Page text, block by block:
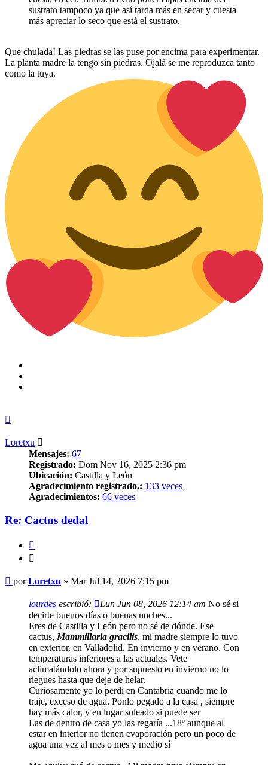
sustrato tampoco ya que así tarda más en secar y cuesta
más apreciar lo seco que está el sustrato.
Que chulada! Las piedras se las puse por encima para experimentar.
La planta madre la tengo sin piedras. Ojalá se me reproduzca tanto
como la tuya.
Loretxu
Mensajes: 67
Registrado: Dom Nov 16, 2025 2:36 pm
Ubicación: Castilla y León
Agradecimiento registrado.: 133 veces
Agradecimientos: 66 veces
Re: Cactus dedal
Mensaje
porLoretxu » Mar Jul 14, 2026 7:15 pm
lourdes escribió: Lun Jun 08, 2026 12:14 am No sé si
decirte buenos días o buenas noches...
Eres de Castilla y León pero no sé de dónde. Ese
cactus, Mammillaria gracilis, mi madre siempre lo tuvo
en exterior, en Valladolid. En invierno y en verano. Con
temperaturas inferiores a las actuales. Vete
aclimatándolo ahora y por supuesto en invierno no lo
riegues hasta que deje de helar.
Curiosamente yo lo perdí en Cantabria cuando me lo
traje, exceso de agua. Ponlo pegado a la casa , siempre
hay más calor, y en lugar soleado si puede ser
Las de dentro de casa yo las regaría ...18º aunque al
estar en interior no tienen evaporación pero un poco de
agua una vez al mes o mes y medio sí